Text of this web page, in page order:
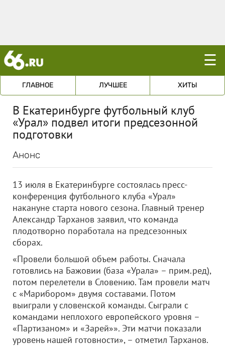
☰
ГЛАВНОЕ ЛУЧШЕЕ ХИТЫ
В Екатеринбурге футбольный клуб
«Урал» подвел итоги предсезонной
подготовки
Анонс
13 июля в Екатеринбурге состоялась пресс-
конференция футбольного клуба «Урал»
накануне старта нового сезона. Главный тренер
Александр Тарханов заявил, что команда
плодотворно поработала на предсезонных
сборах.
«Провели большой объем работы. Сначала
готовлись на Бажовии (база «Урала» – прим.ред),
потом перелетели в Словению. Там провели матч
с «Марибором» двумя составами. Потом
выиграли у словенской команды. Сыграли с
командами неплохого европейского уровня –
«Партизаном» и «Зарей»». Эти матчи показали
уровень нашей готовности», – отметил Тарханов.